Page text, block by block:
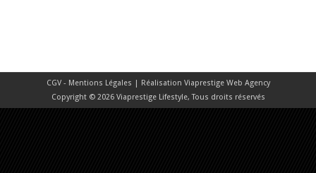
CGV - Mentions Légales | Réalisation Viaprestige Web Agency
Copyright © 2026 Viaprestige Lifestyle, Tous droits réservés